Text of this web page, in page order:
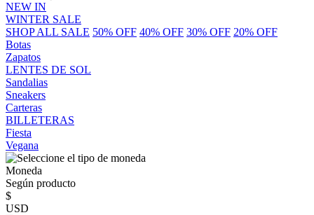
NEW IN
WINTER SALE
SHOP ALL SALE 50% OFF 40% OFF 30% OFF 20% OFF
Botas
Zapatos
LENTES DE SOL
Sandalias
Sneakers
Carteras
BILLETERAS
Fiesta
Vegana
Moneda
Según producto
$
USD